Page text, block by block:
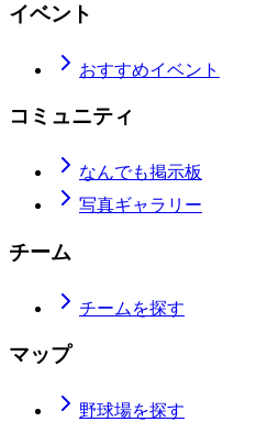
イベント
おすすめイベント
コミュニティ
なんでも掲示板
写真ギャラリー
チーム
チームを探す
マップ
野球場を探す